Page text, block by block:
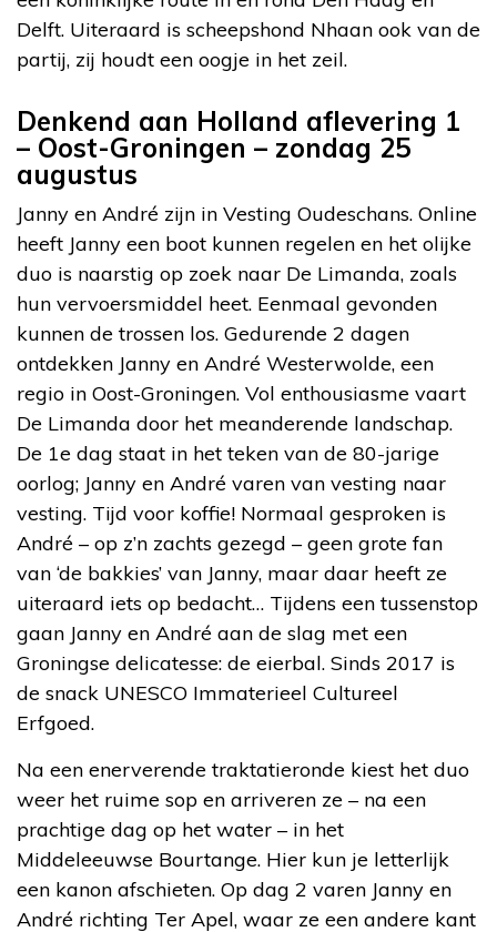
Delft. Uiteraard is scheepshond Nhaan ook van de
partij, zij houdt een oogje in het zeil.
Denkend aan Holland aflevering 1
– Oost-Groningen – zondag 25
augustus
Janny en André zijn in Vesting Oudeschans. Online
heeft Janny een boot kunnen regelen en het olijke
duo is naarstig op zoek naar De Limanda, zoals
hun vervoersmiddel heet. Eenmaal gevonden
kunnen de trossen los. Gedurende 2 dagen
ontdekken Janny en André Westerwolde, een
regio in Oost-Groningen. Vol enthousiasme vaart
De Limanda door het meanderende landschap.
De 1e dag staat in het teken van de 80-jarige
oorlog; Janny en André varen van vesting naar
vesting. Tijd voor koffie! Normaal gesproken is
André – op z’n zachts gezegd – geen grote fan
van ‘de bakkies’ van Janny, maar daar heeft ze
uiteraard iets op bedacht… Tijdens een tussenstop
gaan Janny en André aan de slag met een
Groningse delicatesse: de eierbal. Sinds 2017 is
de snack UNESCO Immaterieel Cultureel
Erfgoed.
Na een enerverende traktatieronde kiest het duo
weer het ruime sop en arriveren ze – na een
prachtige dag op het water – in het
Middeleeuwse Bourtange. Hier kun je letterlijk
een kanon afschieten. Op dag 2 varen Janny en
André richting Ter Apel, waar ze een andere kant